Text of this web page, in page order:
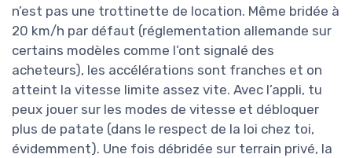
n’est pas une trottinette de location. Même bridée à
20 km/h par défaut (réglementation allemande sur
certains modèles comme l’ont signalé des
acheteurs), les accélérations sont franches et on
atteint la vitesse limite assez vite. Avec l’appli, tu
peux jouer sur les modes de vitesse et débloquer
plus de patate (dans le respect de la loi chez toi,
évidemment). Une fois débridée sur terrain privé, la